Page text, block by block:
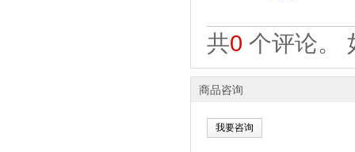
共0 个评论。
商品咨询
我要咨询